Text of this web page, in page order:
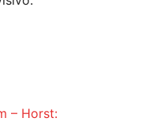
– Horst: